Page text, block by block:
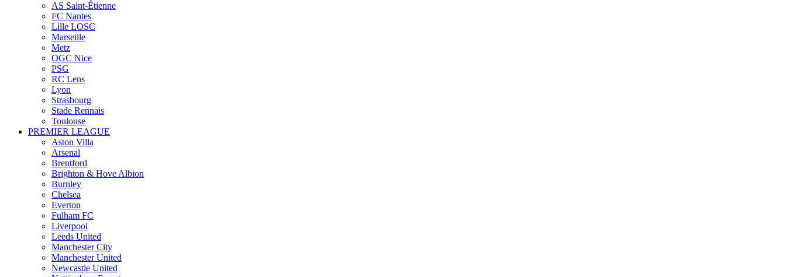
AS Saint-Étienne
FC Nantes
Lille LOSC
Marseille
Metz
OGC Nice
PSG
RC Lens
Lyon
Strasbourg
Stade Rennais
Toulouse
PREMIER LEAGUE
Aston Villa
Arsenal
Brentford
Brighton & Hove Albion
Burnley
Chelsea
Everton
Fulham FC
Liverpool
Leeds United
Manchester City
Manchester United
Newcastle United